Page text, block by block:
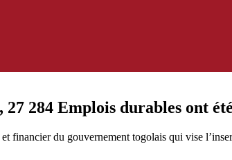
, 27 284 Emplois durables ont
financier du gouvernement togolais qui vise